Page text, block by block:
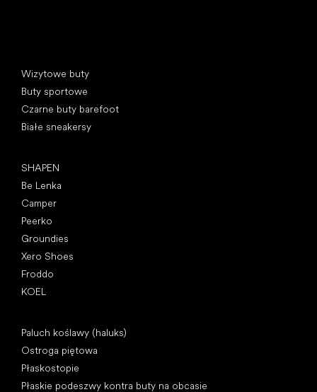
Wizytowe buty
Buty sportowe
Czarne buty barefoot
Białe sneakersy
SHAPEN
Be Lenka
Camper
Peerko
Groundies
Xero Shoes
Froddo
KOEL
Paluch koślawy (haluks)
Ostroga piętowa
Płaskostopie
Płaskie podeszwy kontra buty na obcasie